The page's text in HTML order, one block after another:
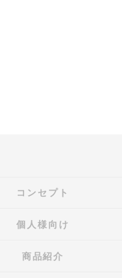
コンセプト
個人様向け
商品紹介